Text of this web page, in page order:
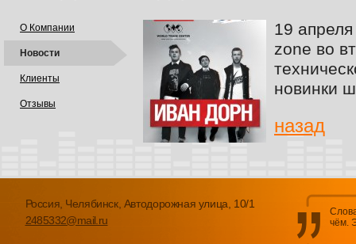
О Компании
Новости
Клиенты
Отзывы
19
zone во
новинки
назад
Россия, Челябинск, Автодорожная улица, 10/1
2485332@mail.ru
чём.